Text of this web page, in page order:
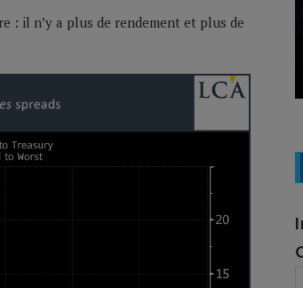
: il n’y a plus de rendement et plus de